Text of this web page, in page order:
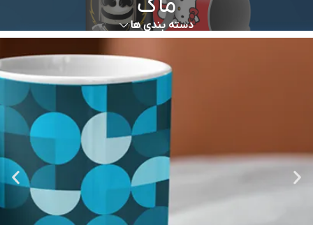
دسته بندی ها